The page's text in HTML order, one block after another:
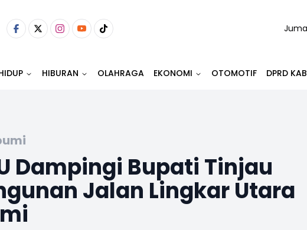
HIBURAN OLAHRAGA EKONOMI OTOMOTIF DPRD
Dampingi Bupati Tinjau
Jalan Lingkar Utara